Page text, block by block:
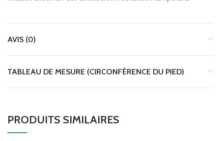
AVIS (0)
TABLEAU DE MESURE (CIRCONFÉRENCE DU PIED)
PRODUITS SIMILAIRES